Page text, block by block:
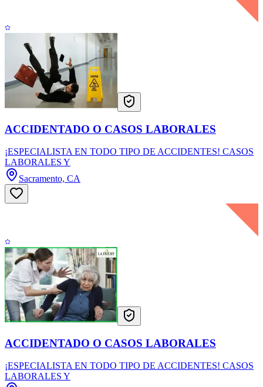
ACCIDENTADO O CASOS LABORALES
¡ESPECIALISTA EN TODO TIPO DE ACCIDENTES! CASOS
LABORALES Y
Sacramento, CA
ACCIDENTADO O CASOS LABORALES
¡ESPECIALISTA EN TODO TIPO DE ACCIDENTES! CASOS
LABORALES Y